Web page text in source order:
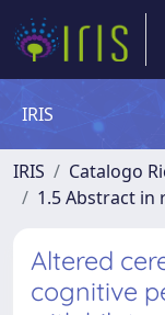
IRIS
IRIS Catalogo
1.5 Abstract in
Altered
cognitive